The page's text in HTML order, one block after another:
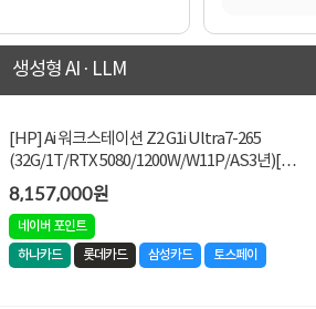
생성형 AI · LLM
[HP] Ai 워크스테이션 Z2 G1i Ultra7-265
(32G/1T/RTX 5080/1200W/W11P/AS3년)[기
본상품]
8,157,000원
네이버 포인트
하나카드
롯데카드 삼성카드 토스페이